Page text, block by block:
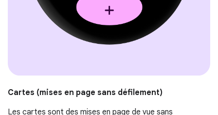
Cartes (mises en page sans défilement)
Les cartes sont des mises en page de vue sans